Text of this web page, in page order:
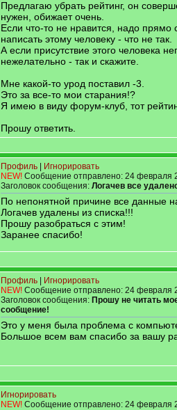
Предлагаю убрать рейтинг, он
нужен, обижает очень.
Если что-то не нравится, надо прямо
написать этому человеку - что не так.
А если присутствие этого человека
нежелательно - так и скажите.
Мне какой-то урод поставил -3.
Это за все-то мои старания!?
Я имею в виду форум-клуб, тот
Прошу ответить.
Профиль
Игнорировать
NEW! Сообщение отправлено: 24 февраля
Заголовок сообщения: Логачев все
По непонятной причине все данные
Логачев удалены из списка!!!
Прошу разобраться с этим!
Заранее спасибо!
Профиль
Игнорировать
NEW! Сообщение отправлено: 24 февраля
Заголовок сообщения: Прошу не читать
сообщение!
Это у меня была проблема с
Большое всем вам спасибо за вашу
Игнорировать
NEW! Сообщение отправлено: 24 февраля